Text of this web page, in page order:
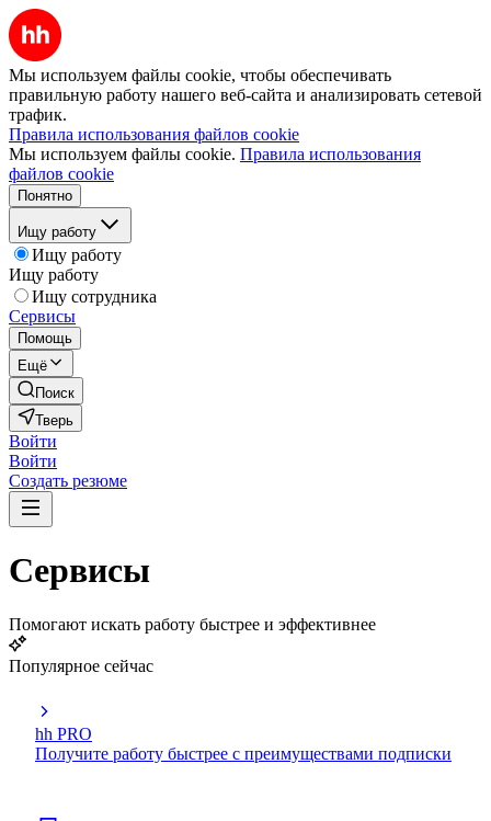
Мы используем файлы cookie, чтобы обеспечивать
правильную работу нашего веб-сайта и анализировать сетевой
трафик.
Правила использования файлов cookie
Мы используем файлы cookie. Правила использования
файлов cookie
Понятно
Ищу работу
Ищу работу
Ищу работу
Ищу сотрудника
Сервисы
Помощь
Ещё
Поиск
Тверь
Войти
Войти
Создать резюме
Сервисы
Помогают искать работу быстрее и эффективнее
Популярное сейчас
hh PRO
Получите работу быстрее с преимуществами подписки